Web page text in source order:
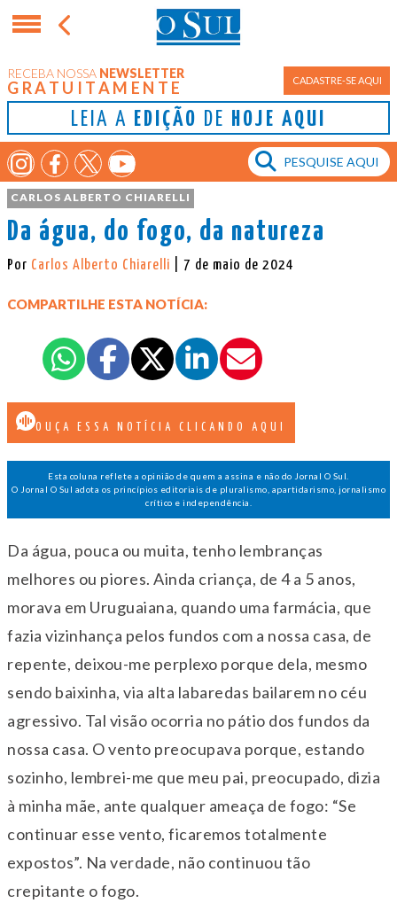
RECEBA NOSSA NEWSLETTER
GRATUITAMENTE CADASTRE-SE AQUI
LEIA A EDIÇÃO DE HOJE AQUI
Porto Alegre
CARLOS ALBERTO CHIARELLI
Da água, do fogo, da natureza
Por Carlos Alberto Chiarelli | 7 de maio de 2024
COMPARTILHE ESTA NOTÍCIA:
OUÇA ESSA NOTÍCIA CLICANDO AQUI
Esta coluna reflete a opinião de quem a assina e não do Jornal O Sul.
O Jornal O Sul adota os princípios editoriais de pluralismo, apartidarismo, jornalismo
crítico e independência.
Da água, pouca ou muita, tenho lembranças
melhores ou piores. Ainda criança, de 4 a 5 anos,
morava em Uruguaiana, quando uma farmácia, que
fazia vizinhança pelos fundos com a nossa casa, de
repente, deixou-me perplexo porque dela, mesmo
sendo baixinha, via alta labaredas bailarem no céu
agressivo. Tal visão ocorria no pátio dos fundos da
nossa casa. O vento preocupava porque, estando
sozinho, lembrei-me que meu pai, preocupado, dizia
à minha mãe, ante qualquer ameaça de fogo: “Se
continuar esse vento, ficaremos totalmente
expostos”. Na verdade, não continuou tão
crepitante o fogo.